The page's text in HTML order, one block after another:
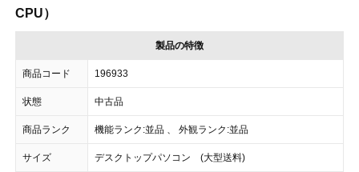
CPU）
製品の特徴
商品コード 196933
状態 中古品
商品ランク 機能ランク:並品 、 外観ランク:並品
サイズ デスクトップパソコン (大型送料)